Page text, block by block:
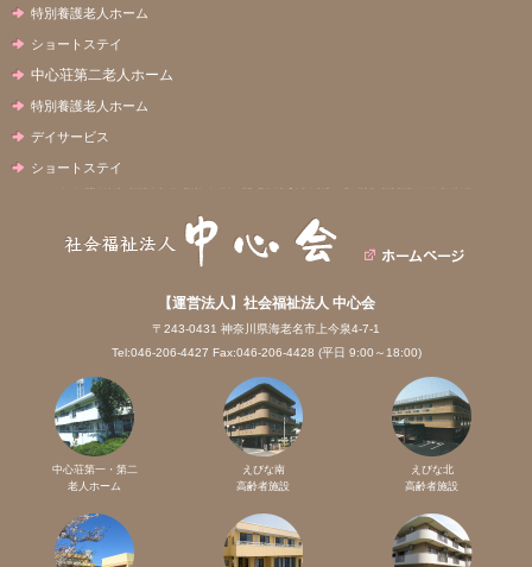
特別養護老人ホーム
ショートステイ
中心荘第二老人ホーム
特別養護老人ホーム
デイサービス
ショートステイ
【運営法人】社会福祉法人 中心会
〒243-0431 神奈川県海老名市上今泉4-7-1
Tel:046-206-4427 Fax:046-206-4428 (平日 9:00～18:00)
中心荘第一・第二
老人ホーム
えびな南
高齢者施設
えびな北
高齢者施設